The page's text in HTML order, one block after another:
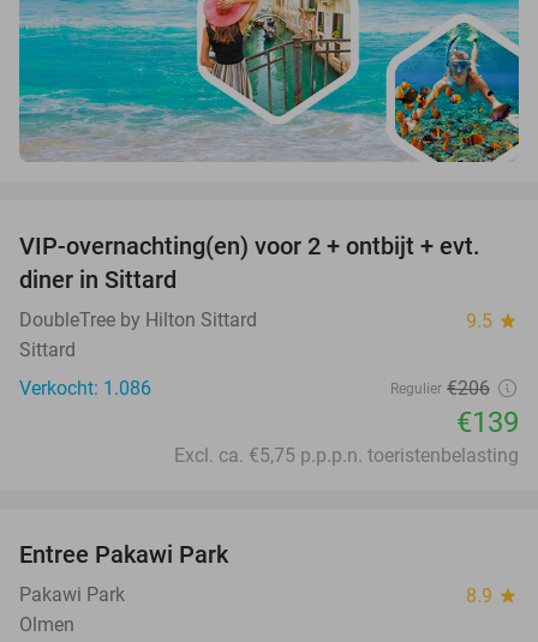
33%
VIP-overnachting(en) voor 2 + ontbijt + evt.
diner in Sittard
DoubleTree by Hilton Sittard 9.5 star
Sittard
Verkocht: 1.086
Regulier €206
€139
Excl. ca. €5,75 p.p.p.n. toeristenbelasting
Entree Pakawi Park
Pakawi Park 8.9 star
Olmen